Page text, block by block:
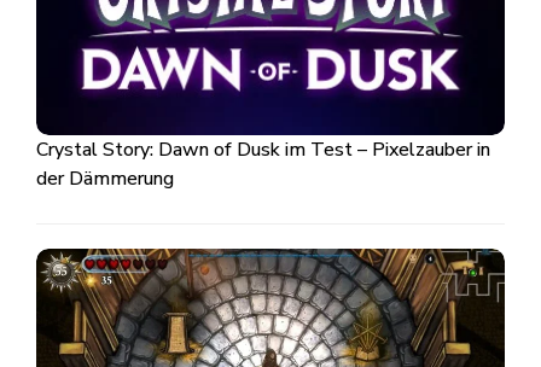
Crystal Story: Dawn of Dusk im Test – Pixelzauber in
der Dämmerung